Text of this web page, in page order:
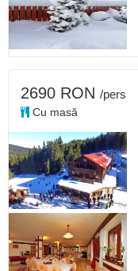
2690 RON /pers
Cu masă